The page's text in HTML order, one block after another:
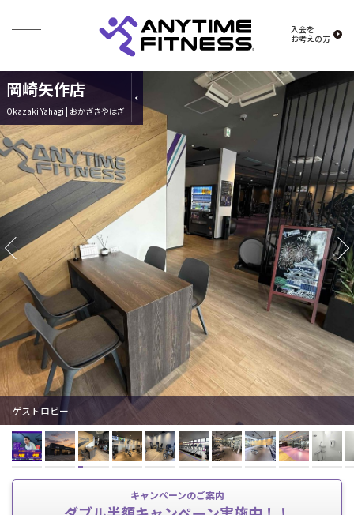
入会を
お考えの方
岡崎矢作店
Okazaki Yahagi | おかざきやはぎ
ゲストロビー
キャンペーンのご案内